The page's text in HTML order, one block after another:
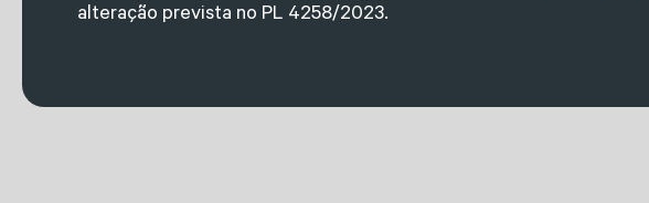
alteração prevista no PL 4258/2023.